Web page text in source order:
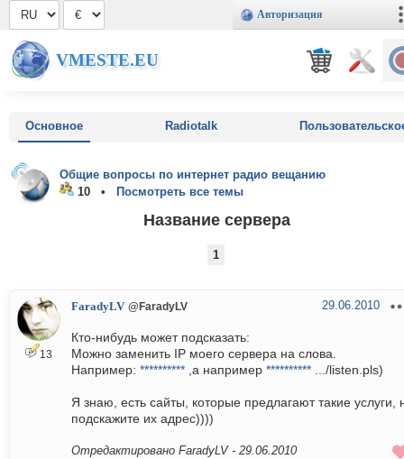
Авторизация
VMESTE.EU
Основное Radiotalk
Общие вопросы по интернет радио вещанию
10 •
Посмотреть все темы
Название сервера
1
13
FaradyLV @FaradyLV 29.06.2010
Кто-нибудь может подсказать:
Можно заменить IP моего сервера на слова.
Например: ********** ,а например ********** .../listen.pls)
Я знаю, есть сайты, которые предлагают такие услуги,
подскажите их адрес))))
Отредактировано FaradyLV - 29.06.2010